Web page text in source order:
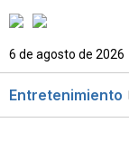
6 de agosto de 2026
Entretenimiento